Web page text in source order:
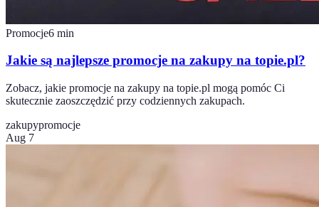
Promocje6 min
Jakie są najlepsze promocje na zakupy na topie.pl?
Zobacz, jakie promocje na zakupy na topie.pl mogą pomóc Ci
skutecznie zaoszczędzić przy codziennych zakupach.
zakupypromocje
Aug 7